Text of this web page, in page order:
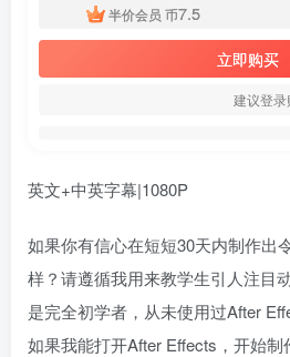
半价会员 币7.5
立即购买
建议登
英文+中英字幕|1080P
如果你有信心在短短30天内制作出
样？请遵循我用来教学生引人注目
是完全初学者，从未使用过After
如果我能打开After Effects，开始